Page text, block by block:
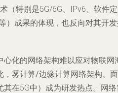
（特别是5G/6G、IPv6、软件
）成果的体现，也反向对其开
心化的网络架构难以应对物联网
雾计算/边缘计算网络架构、 面
其在5G中）成为研发热点。网